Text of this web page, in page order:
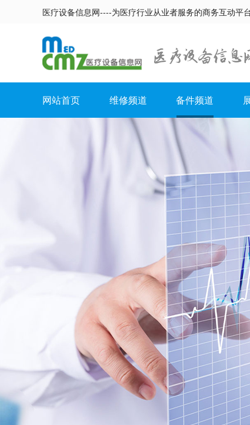
医疗设备信息网----为医疗行业从业者服务的商务互动平
网站首页 维修频道 备件频道